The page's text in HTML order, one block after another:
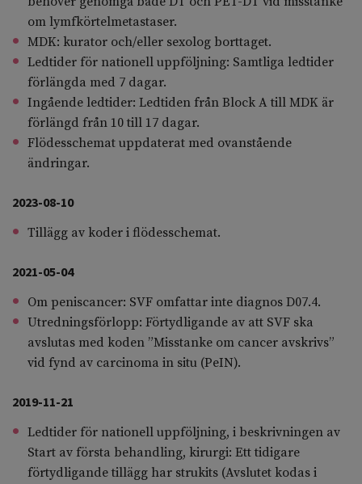
om lymfkörtelmetastaser.
MDK: kurator och/eller sexolog borttaget.
Ledtider för nationell uppföljning: Samtliga ledtider
förlängda med 7 dagar.
Ingående ledtider: Ledtiden från Block A till MDK är
förlängd från 10 till 17 dagar.
Flödesschemat uppdaterat med ovanstående
ändringar.
2023-08-10
Tillägg av koder i flödesschemat.
2021-05-04
Om peniscancer: SVF omfattar inte diagnos D07.4.
Utredningsförlopp: Förtydligande av att SVF ska
avslutas med koden ”Misstanke om cancer avskrivs”
vid fynd av carcinoma in situ (PeIN).
2019-11-21
Ledtider för nationell uppföljning, i beskrivningen av
Start av första behandling, kirurgi: Ett tidigare
förtydligande tillägg har strukits (Avslutet kodas i